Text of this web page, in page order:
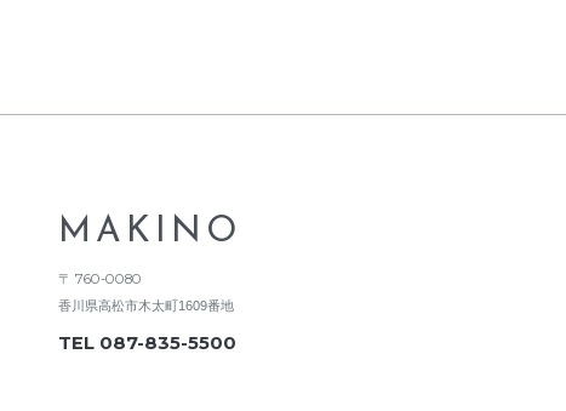
MAKINO
〒 760-0080
香川県高松市木太町1609番地
TEL 087-835-5500